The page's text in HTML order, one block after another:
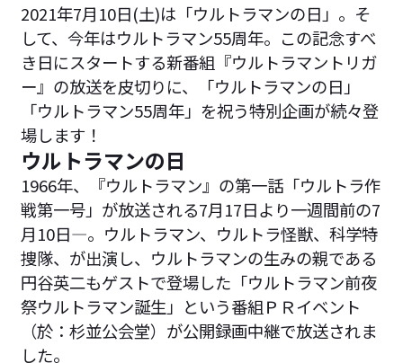
2021年7月10日(土)は「ウルトラマンの日」。そ
して、今年はウルトラマン55周年。この記念すべ
き日にスタートする新番組『ウルトラマントリガ
ー』の放送を皮切りに、「ウルトラマンの日」
「ウルトラマン55周年」を祝う特別企画が続々登
場します！
ウルトラマンの日
1966年、『ウルトラマン』の第一話「ウルトラ作
戦第一号」が放送される7月17日より一週間前の7
月10日―。ウルトラマン、ウルトラ怪獣、科学特
捜隊、が出演し、ウルトラマンの生みの親である
円谷英二もゲストで登場した「ウルトラマン前夜
祭ウルトラマン誕生」という番組ＰＲイベント
（於：杉並公会堂）が公開録画中継で放送されま
した。